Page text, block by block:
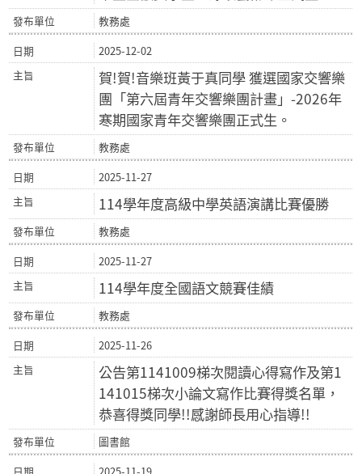
教務處
2025-12-02
賀!賀!音樂班黃于真同學 獲選國家交響樂
團「第六屆青年交響樂團計畫」-2026年
寒期國家青年交響樂團正式生。
教務處
2025-11-27
114學年度高級中學英語演講比賽優勝
教務處
2025-11-27
114學年度全國語文競賽佳績
教務處
2025-11-26
公告第1141009梯次閱讀心得寫作及第1
141015梯次小論文寫作比賽得獎名單，
恭喜得獎同學!!感謝師長用心指導!!
圖書館